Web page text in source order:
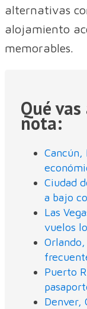
alternativas
alojamiento
memorables.
Qué
nota:
Ciudad
a bajo
Las
vuelos
Puerto
Denver,